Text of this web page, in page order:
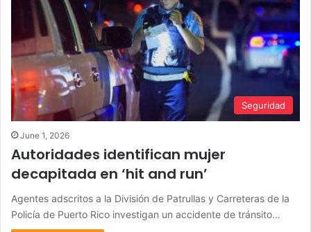
Seguridad
June 1, 2026
Autoridades identifican mujer
decapitada en ‘hit and run’
Agentes adscritos a la División de Patrullas y Carreteras de la
Policía de Puerto Rico investigan un accidente de tránsito…